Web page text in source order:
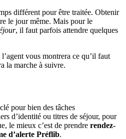
différent pour être traitée. Obtenir
le jour même. Mais pour le
, il faut parfois attendre quelques
vous montrera ce qu’il faut
la marche à suivre.
pour bien des tâches
d’identité ou titres de séjour, pour
le mieux c’est de prendre rendez-
d’alerte Préflib.